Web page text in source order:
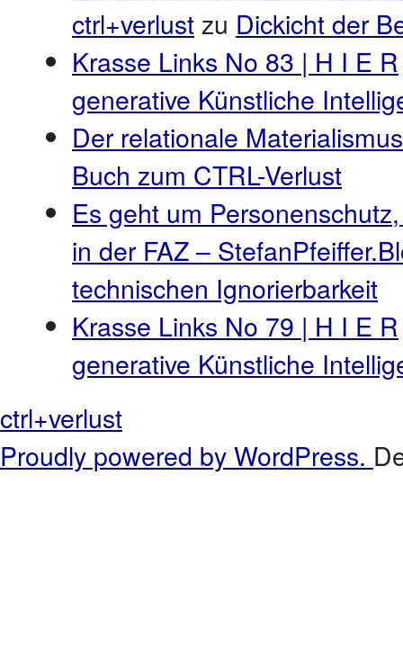
ctrl+verlustzu Dickicht der
Krasse Links No 83 | H I E R
generative Künstliche
Der relationale
Buch zum CTRL-Verlust
Es geht um
in der FAZ –
technischen Ignorierbarkeit
Krasse Links No 79 | H I E R
generative Künstliche
ctrl+verlust
Proudly powered by WordPress.